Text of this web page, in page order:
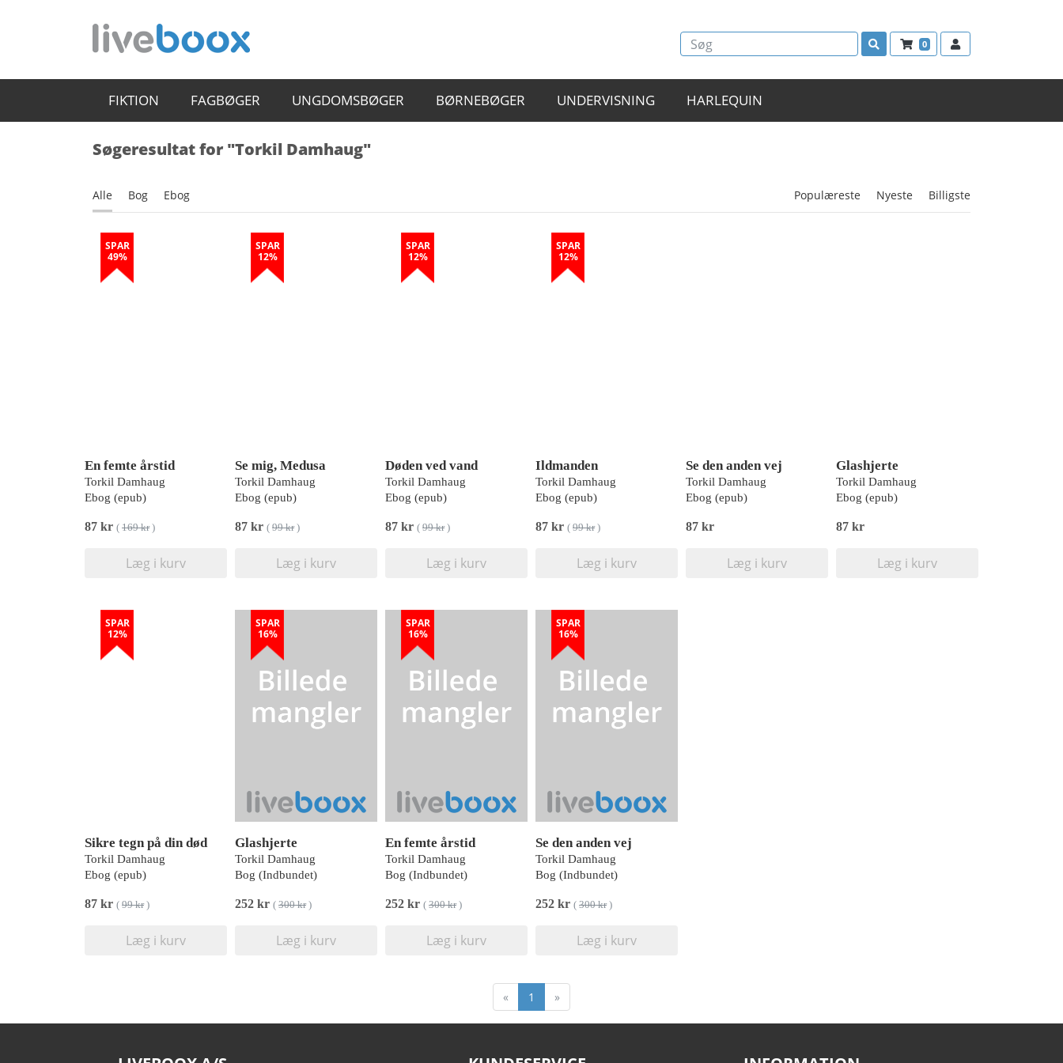
0
FIKTION FAGBØGER UNGDOMSBØGER BØRNEBØGER UNDERVISNING HARLEQUIN
Søgeresultat for "Torkil Damhaug"
Alle Bog Ebog Populæreste Nyeste Billigste
SPAR
49%
En femte årstid
Torkil Damhaug
Ebog (epub)
87 kr ( 169 kr)
Læg i kurv
SPAR
12%
Se mig, Medusa
Torkil Damhaug
Ebog (epub)
87 kr ( 99 kr)
Læg i kurv
SPAR
12%
Døden ved vand
Torkil Damhaug
Ebog (epub)
87 kr ( 99 kr)
Læg i kurv
SPAR
12%
Ildmanden
Torkil Damhaug
Ebog (epub)
87 kr ( 99 kr)
Læg i kurv
Se den anden vej
Torkil Damhaug
Ebog (epub)
87 kr
Læg i kurv
Glashjerte
Torkil Damhaug
Ebog (epub)
87 kr
Læg i kurv
SPAR
12%
Sikre tegn på din død
Torkil Damhaug
Ebog (epub)
87 kr ( 99 kr)
Læg i kurv
SPAR
16%
Glashjerte
Torkil Damhaug
Bog (Indbundet)
252 kr ( 300 kr)
Læg i kurv
SPAR
16%
En femte årstid
Torkil Damhaug
Bog (Indbundet)
252 kr ( 300 kr)
Læg i kurv
SPAR
16%
Se den anden vej
Torkil Damhaug
Bog (Indbundet)
252 kr ( 300 kr)
Læg i kurv
« 1 »